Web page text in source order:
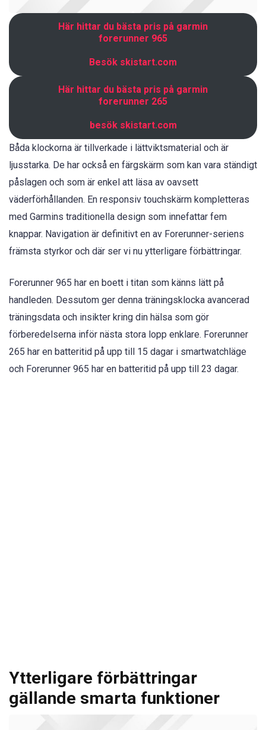
Här hittar du bästa pris på garmin
forerunner 965
Besök skistart.com
Här hittar du bästa pris på garmin
forerunner 265
besök skistart.com
Båda klockorna är tillverkade i lättviktsmaterial och är
ljusstarka. De har också en färgskärm som kan vara ständigt
påslagen och som är enkel att läsa av oavsett
väderförhållanden. En responsiv touchskärm kompletteras
med Garmins traditionella design som innefattar fem
knappar. Navigation är definitivt en av Forerunner-seriens
främsta styrkor och där ser vi nu ytterligare förbättringar.
Forerunner 965 har en boett i titan som känns lätt på
handleden. Dessutom ger denna träningsklocka avancerad
träningsdata och insikter kring din hälsa som gör
förberedelserna inför nästa stora lopp enklare. Forerunner
265 har en batteritid på upp till 15 dagar i smartwatchläge
och Forerunner 965 har en batteritid på upp till 23 dagar.
Ytterligare förbättringar
gällande smarta funktioner